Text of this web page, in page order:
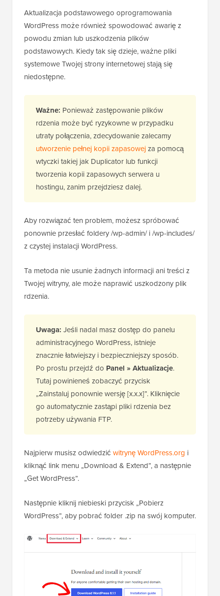
Aktualizacja podstawowego oprogramowania
WordPress może również spowodować awarię z
powodu zmian lub uszkodzenia plików
podstawowych. Kiedy tak się dzieje, ważne pliki
systemowe Twojej strony internetowej stają się
niedostępne.
Ważne: Ponieważ zastępowanie plików
rdzenia może być ryzykowne w przypadku
utraty połączenia, zdecydowanie zalecamy
utworzenie pełnej kopii zapasowejza pomocą
wtyczki takiej jak Duplicator lub funkcji
tworzenia kopii zapasowych serwera u
hostingu, zanim przejdziesz dalej.
Aby rozwiązać ten problem, możesz spróbować
ponownie przesłać foldery /wp-admin/ i /wp-includes/
z czystej instalacji WordPress.
Ta metoda nie usunie żadnych informacji ani treści z
Twojej witryny, ale może naprawić uszkodzony plik
rdzenia.
Uwaga: Jeśli nadal masz dostęp do panelu
administracyjnego WordPress, istnieje
znacznie łatwiejszy i bezpieczniejszy sposób.
Po prostu przejdź do Panel » Aktualizacje.
Tutaj powinieneś zobaczyć przycisk
„Zainstaluj ponownie wersję [x.x.x]”. Kliknięcie
go automatycznie zastąpi pliki rdzenia bez
potrzeby używania FTP.
Najpierw musisz odwiedzić witrynę WordPress.org i
kliknąć link menu „Download & Extend”, a następnie
„Get WordPress”.
Następnie kliknij niebieski przycisk „Pobierz
WordPress”, aby pobrać folder .zip na swój komputer.